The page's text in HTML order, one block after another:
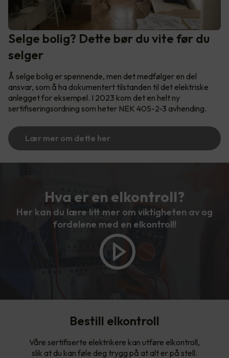
Selge bolig? Dette bør du vite før du
selger
Å selge bolig er spennende, men det medfølger en del
ansvar, som å ha dokumentert tilstanden til det elektriske
anlegget for eksempel. I 2023 kom det en helt ny
sertifiseringsordning som heter NEK 405-2-3 avhending.
Lær mer om dette her
Hva er en elkontroll?
Her kan du lære litt mer om viktigheten av og
fordelene med en elkontroll!
Bestill elkontroll
Våre sertifiserte elektrikere kan utføre elkontroll,
slik at du kan føle deg trygg på at alt er på stell.